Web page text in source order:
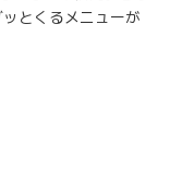
とくるメニューが